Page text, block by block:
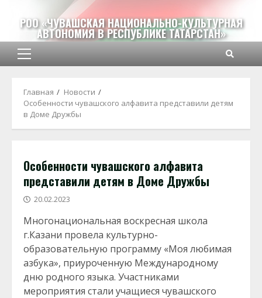
содержимому
РОО «ЧУВАШСКАЯ НАЦИОНАЛЬНО-КУЛЬТУРНАЯ
АВТОНОМИЯ В РЕСПУБЛИКЕ ТАТАРСТАН»
Основное
Главная
Новости
Особенности чувашского алфавита представили детям
в Доме Дружбы
Особенности чувашского алфавита
представили детям в Доме Дружбы
20.02.2023
Многонациональная воскресная школа
г.Казани провела культурно-
образовательную программу «Моя любимая
азбука», приуроченную Международному
дню родного языка. Участниками
мероприятия стали учащиеся чувашского